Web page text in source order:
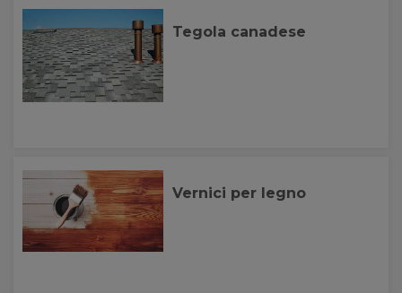
Tegola canadese
Vernici per legno